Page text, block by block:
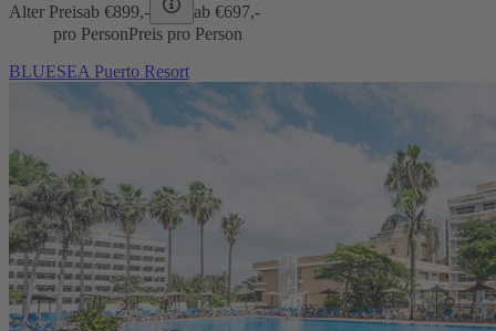
Alter Preisab €899,- ab €697,-
pro PersonPreis pro Person
BLUESEA Puerto Resort